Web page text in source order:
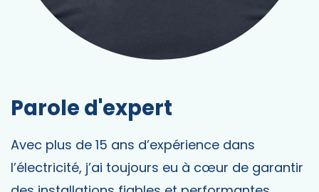
Parole d'expert
Avec plus de 15 ans d’expérience dans
l’électricité, j’ai toujours eu à cœur de garantir